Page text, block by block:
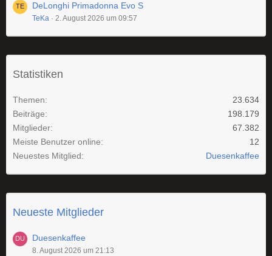
DeLonghi Primadonna Evo S
TeKa 2. August 2026 um 09:57
Statistiken
Themen
23.634
Beiträge
198.179
Mitglieder
67.382
Meiste Benutzer online
12
Neuestes Mitglied
Duesenkaffee
Neueste Mitglieder
Duesenkaffee
8. August 2026 um 21:13